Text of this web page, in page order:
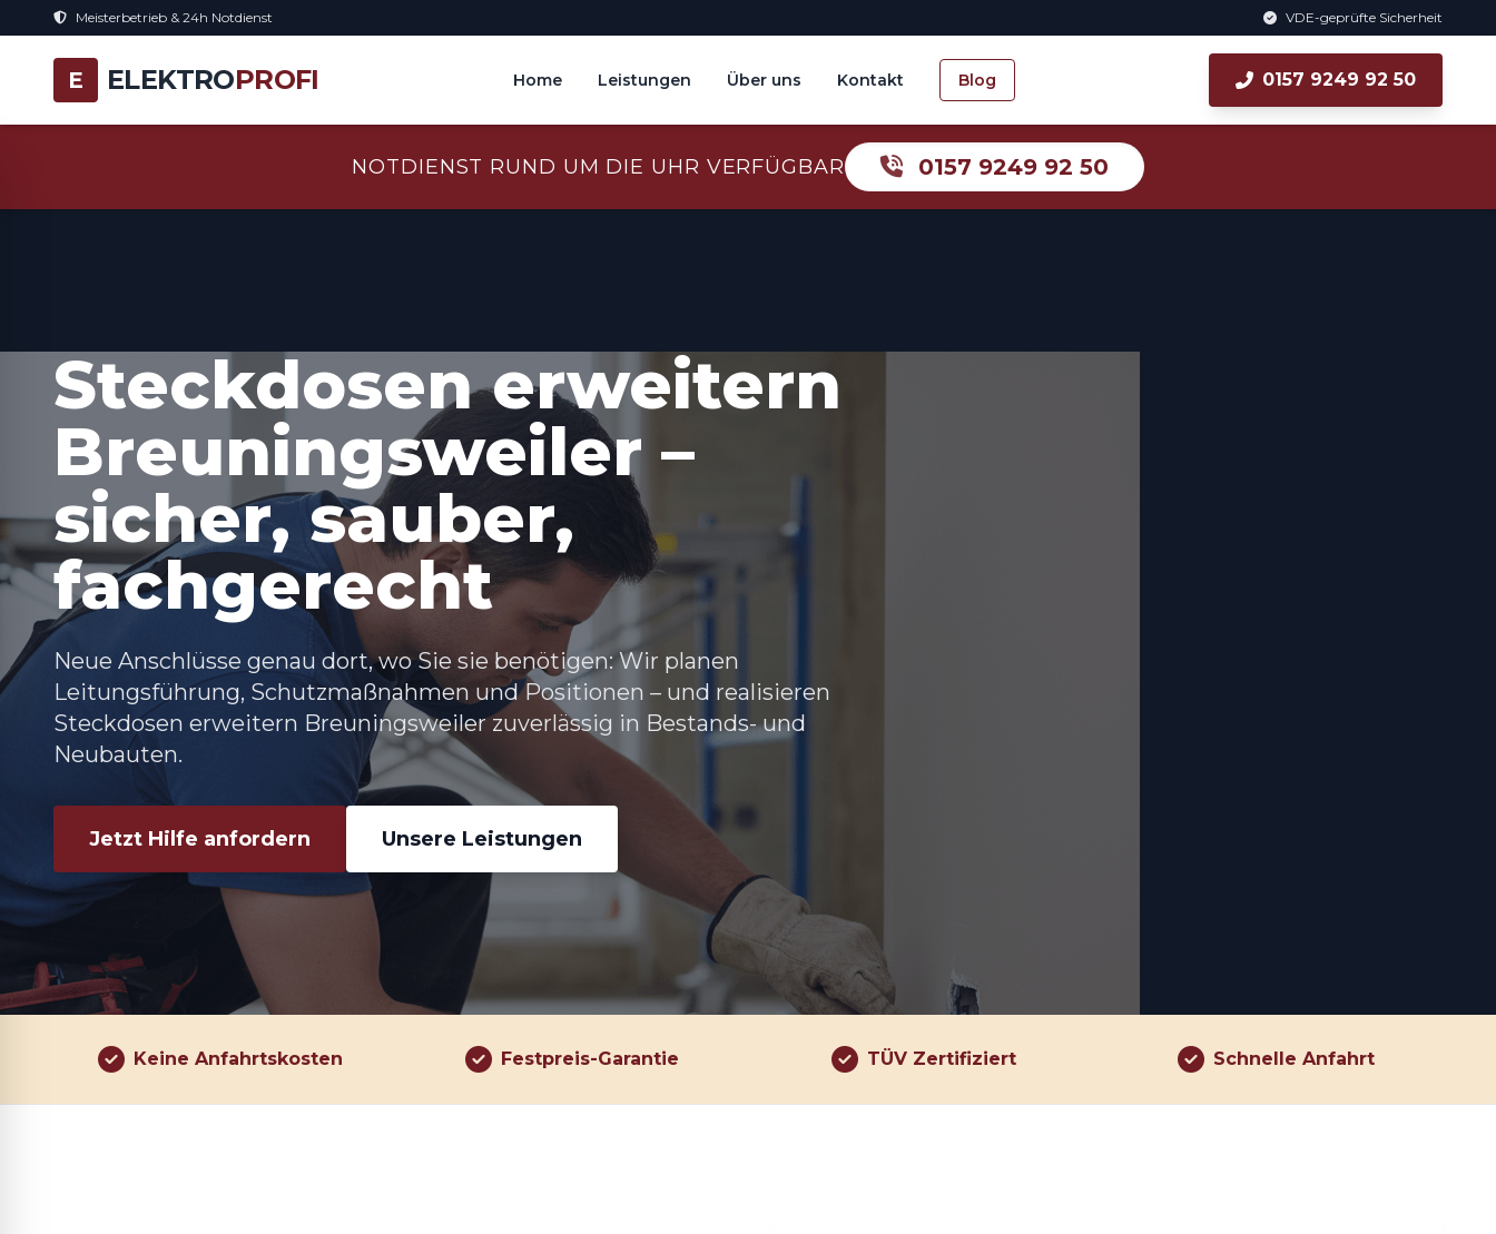
Meisterbetrieb & 24h Notdienst VDE-geprüfte Sicherheit
E ELEKTROPROFI Home Leistungen Über uns Kontakt Blog 0157 9249 92 50
NOTDIENST RUND UM DIE UHR VERFÜGBAR 0157 9249 92 50
Steckdosen erweitern
Breuningsweiler –
sicher, sauber,
fachgerecht
Neue Anschlüsse genau dort, wo Sie sie benötigen: Wir planen
Leitungsführung, Schutzmaßnahmen und Positionen – und realisieren
Steckdosen erweitern Breuningsweiler zuverlässig in Bestands- und
Neubauten.
Jetzt Hilfe anfordern Unsere Leistungen
Keine Anfahrtskosten Festpreis-Garantie TÜV Zertifiziert Schnelle Anfahrt